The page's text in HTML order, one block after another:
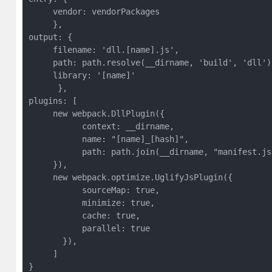
     vendor: vendorPackages
     },
output: {
     filename: 'dll.[name].js',
path: path.resolve(__dirname, 'build',
     library: '[name]'
      },
plugins: [
     new webpack.DllPlugin({
           context: __dirname,
           name: "[name]_[hash]",
path: path.join(__dirname,
     }),
     new webpack.optimize.UglifyJsPlugin({
           sourceMap: true,
           minimize: true,
           cache: true,
           parallel: true
       }),
     ]
}